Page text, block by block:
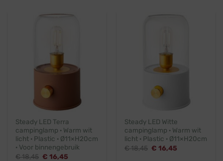
Steady LED Terra
campinglamp · Warm wit
licht · Plastic · Ø11×H20cm
· Voor binnengebruik
€18,45 Oorspronkelijke
€ 16,45
Steady LED Witte
campinglamp · Warm wit
licht · Plastic · Ø11×H20cm
€18,45 Oorspronkelijke
€ 16,45